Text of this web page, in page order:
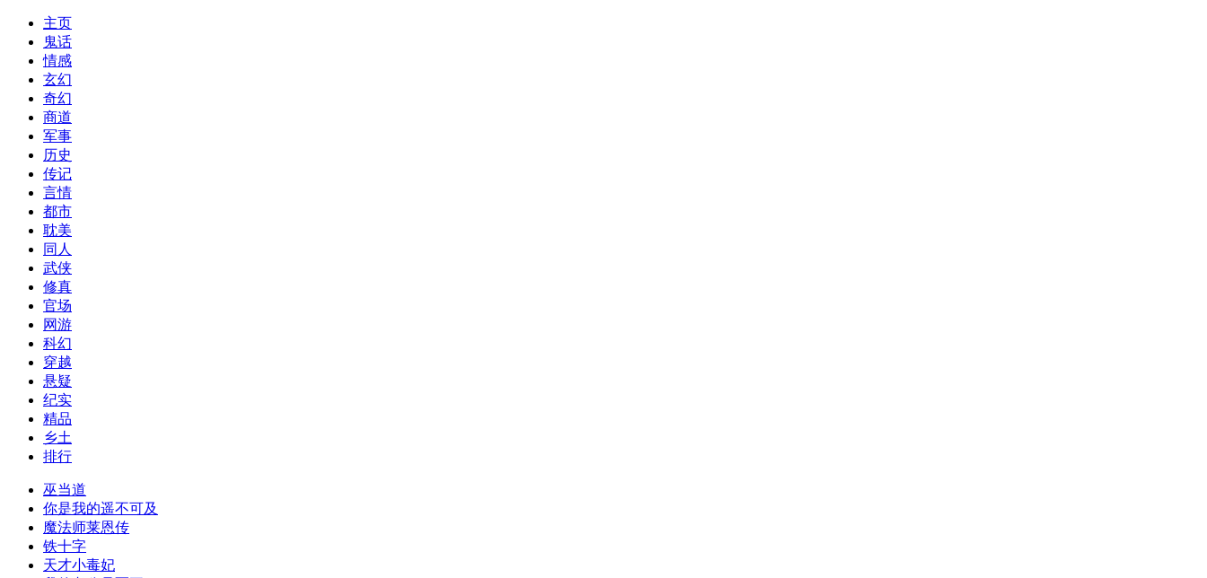
主页
鬼话
情感
玄幻
奇幻
商道
军事
历史
传记
言情
都市
耽美
同人
武侠
修真
官场
网游
科幻
穿越
悬疑
纪实
精品
乡土
排行
巫当道
你是我的遥不可及
魔法师莱恩传
铁十字
天才小毒妃